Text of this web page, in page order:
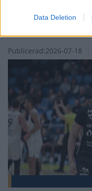
Data Deletion
Publicerad:2026-07-18